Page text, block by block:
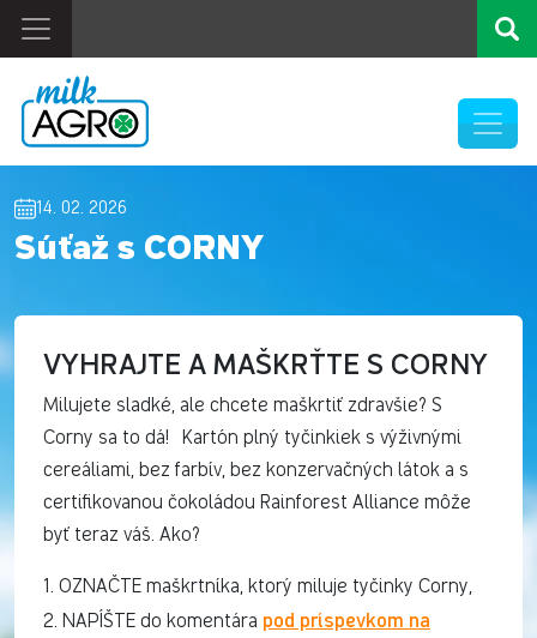
14. 02. 2026
Súťaž s CORNY
VYHRAJTE A MAŠKRŤTE S CORNY
Milujete sladké, ale chcete maškrtiť zdravšie? S
Corny sa to dá! Kartón plný tyčinkiek s výživnými
cereáliami, bez farbív, bez konzervačných látok a s
certifikovanou čokoládou Rainforest Alliance môže
byť teraz váš. Ako?
1. OZNAČTE maškrtníka, ktorý miluje tyčinky Corny,
2. NAPÍŠTE do komentára pod príspevkom na